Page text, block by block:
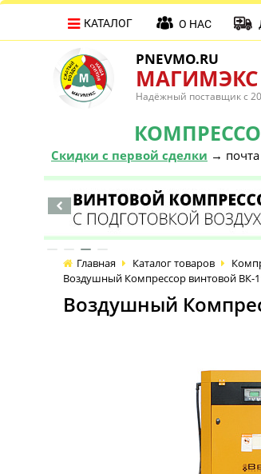
PNEVMO.RU
МАГИМЭКС
Надёжный поставщик с
Скидки с первой сделки → почта
КАТАЛОГ О НАС
Главная Каталог товаров
Воздушный Компрессор винтовой ВК-
Воздушный